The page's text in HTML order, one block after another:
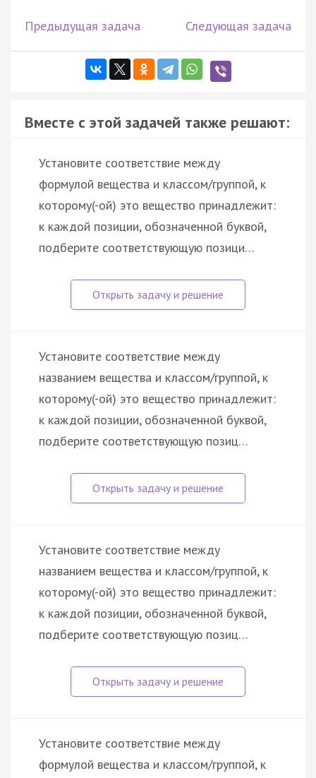
Предыдущая задача Следующая задача
Вместе с этой задачей также решают:
Установите соответствие между
формулой вещества и классом/группой, к
которому(-ой) это вещество принадлежит:
к каждой позиции, обозначенной буквой,
подберите соответствующую позици…
Установите соответствие между
названием вещества и классом/группой, к
которому(-ой) это вещество принадлежит:
к каждой позиции, обозначенной буквой,
подберите соответствующую позиц…
Установите соответствие между
названием вещества и классом/группой, к
которому(-ой) это вещество принадлежит:
к каждой позиции, обозначенной буквой,
подберите соответствующую позиц…
Установите соответствие между
формулой вещества и классом/группой, к